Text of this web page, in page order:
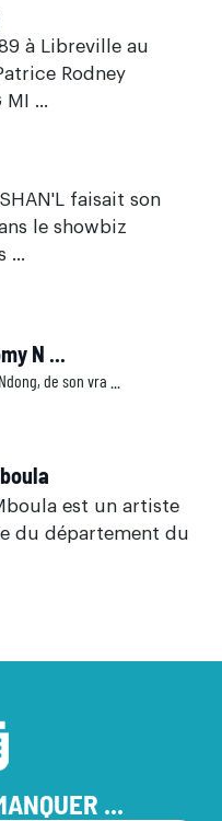
à Libreville au
Rodney
MI ...
faisait son
le showbiz
...
N ...
de son vra ...
est un artiste
du département du
...